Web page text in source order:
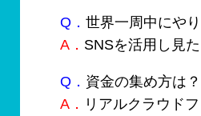
Q． 世界一周中にや
A． SNSを活用し見
Q． 資金の集め方は？
A． リアルクラウド